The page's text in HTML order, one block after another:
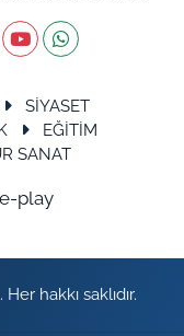
SİYASET
EĞİTİM
SANAT
hakkı saklıdır.